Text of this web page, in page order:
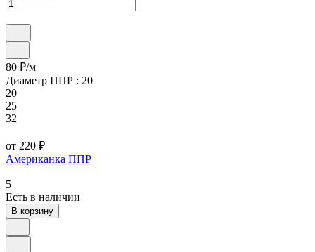
80 ₽/м
Диаметр ППР : 20
20
25
32
от 220 ₽
Американка ППР
5
Есть в наличии
В корзину